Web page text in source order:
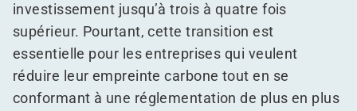
investissement jusqu’à trois à quatre fois
supérieur. Pourtant, cette transition est
essentielle pour les entreprises qui veulent
réduire leur empreinte carbone tout en se
conformant à une réglementation de plus en plus